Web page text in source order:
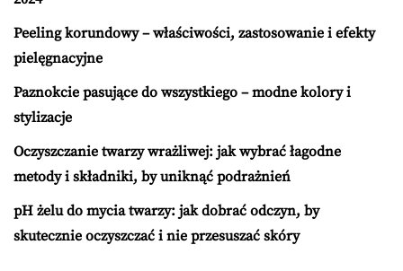
Peeling korundowy – właściwości, zastosowanie i efekty
pielęgnacyjne
Paznokcie pasujące do wszystkiego – modne kolory i
stylizacje
Oczyszczanie twarzy wrażliwej: jak wybrać łagodne
metody i składniki, by uniknąć podrażnień
pH żelu do mycia twarzy: jak dobrać odczyn, by
skutecznie oczyszczać i nie przesuszać skóry